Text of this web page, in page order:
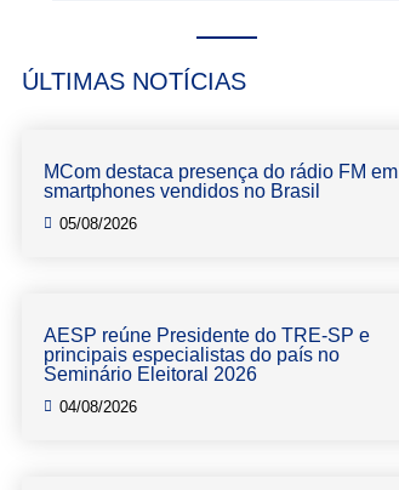
ÚLTIMAS NOTÍCIAS
MCom destaca presença do rádio FM em
smartphones vendidos no Brasil
05/08/2026
AESP reúne Presidente do TRE-SP e
principais especialistas do país no
Seminário Eleitoral 2026
04/08/2026